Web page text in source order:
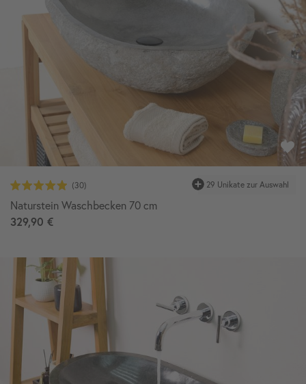
29 Unikate zur Auswahl
Naturstein Waschbecken 70 cm
329,90 €